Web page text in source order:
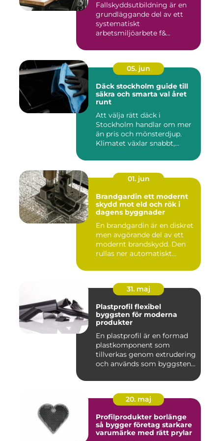
Fallskyddsutbildning är en
grundläggande del av ett
systematiskt
arbetsmiljöarbete f&...
05. jun
Däck stockholm guide till
säkra och smarta val året
runt
Att välja rätt däck i
Stockholm handlar om mer
än pris och mönsterdjup.
Klimatet växlar snabbt,
01. jun
Brandgardin ett modernt
skydd mot eld och rök i
dagens byggnader
En brandgardin är en diskret
men avgörande del av ett
modernt brandskydd. Den
rullas ner automatiskt...
31. maj
Plastprofil flexibel
byggsten för moderna
produkter
En plastprofil är en formad
plastkomponent som
tillverkas genom extrudering
och används som byggsten...
20. maj
Profilprodukter borlänge
så bygger företag starkare
varumärke med rätt prylar